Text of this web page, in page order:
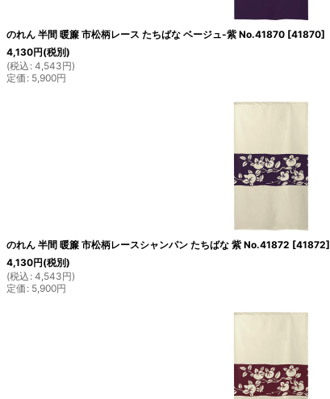
のれん 半間 暖簾 市松柄レース たちばな ベージュ-紫 No.41870 [41870]
4,130円(税別)
(税込 : 4,543円)
定価 : 5,900円
のれん 半間 暖簾 市松柄レースシャンパン たちばな 紫 No.41872 [41872]
4,130円(税別)
(税込 : 4,543円)
定価 : 5,900円